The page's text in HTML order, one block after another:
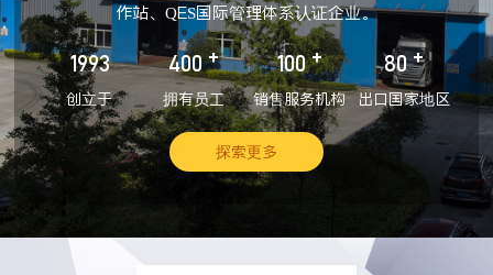
作站、QES国际管理体系认证企业。
1993
创立于
400 +
拥有员工
100 +
销售服务机构
80 +
出口国家地区
探索更多